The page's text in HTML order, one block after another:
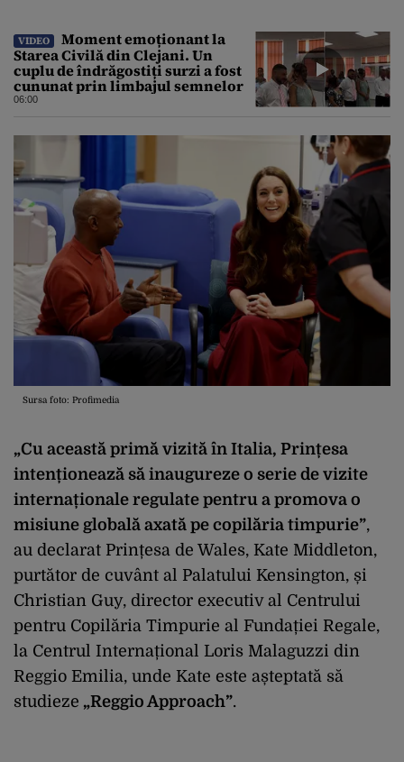
VIDEO
Moment emoționant la
Starea Civilă din Clejani. Un
cuplu de îndrăgostiți surzi a fost
cununat prin limbajul semnelor
06:00
Sursa foto: Profimedia
„Cu această primă vizită în Italia, Prințesa
intenționează să inaugureze o serie de vizite
internaționale regulate pentru a promova o
misiune globală axată pe copilăria timpurie”,
au declarat Prințesa de Wales, Kate Middleton,
purtător de cuvânt al Palatului Kensington, și
Christian Guy, director executiv al Centrului
pentru Copilăria Timpurie al Fundației Regale,
la Centrul Internațional Loris Malaguzzi din
Reggio Emilia, unde Kate este așteptată să
studieze „Reggio Approach”.